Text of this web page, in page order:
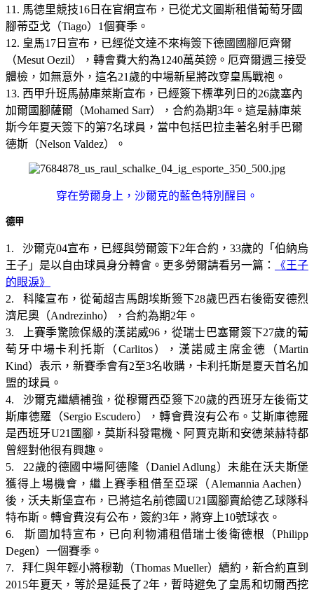
11. 馬德里競技16日在官網宣布，已從尤文圖斯租借葡萄牙國
腳蒂亞戈（Tiago）1個賽季。
12. 皇馬17日宣布，已經從文達不來梅簽下德國國腳厄齊爾
（Mesut Oezil），轉會費大約為1240萬英鎊。厄齊爾週三接受
體檢，如無意外，這名21歲的中場新星將改穿皇馬戰袍。
13. 西甲升班馬赫庫萊斯宣布，已經簽下標準列日的26歲塞內
加爾國腳薩爾（Mohamed Sarr），合約為期3年。這是赫庫萊
斯今年夏天簽下的第7名球員，當中包括巴拉圭著名射手巴爾
德斯（Nelson Valdez）。
穿在勞爾身上，沙爾克的藍色特別醒目。
德甲
1. 沙爾克04宣布，已經與勞爾簽下2年合約，33歲的「伯納烏
王子」是以自由球員身分轉會。更多勞爾請看另一篇：
《王子
的眼淚》
2. 科隆宣布，從葡超吉馬朗埃斯簽下28歲巴西右後衛安德烈
濟尼奧（Andrezinho），合約為期2年。
3. 上賽季驚險保級的漢諾威96，從瑞士巴塞爾簽下27歲的葡
萄牙中場卡利托斯（Carlitos），漢諾威主席金德（Martin
Kind）表示，新賽季會有2至3名收購，卡利托斯是夏天首名加
盟的球員。
4. 沙爾克繼續補強，從穆爾西亞簽下20歲的西班牙左後衛艾
斯庫德羅（Sergio Escudero），轉會費沒有公布。艾斯庫德羅
是西班牙U21國腳，莫斯科發電機、阿賈克斯和安德萊赫特都
曾經對他很有興趣。
5. 22歲的德國中場阿德隆（Daniel Adlung）未能在沃夫斯堡
獲得上場機會，繼上賽季租借至亞琛（Alemannia Aachen）
後，沃夫斯堡宣布，已將這名前德國U21國腳賣給德乙球隊科
特布斯。轉會費沒有公布，簽約3年，將穿上10號球衣。
6. 斯圖加特宣布，已向利物浦租借瑞士後衛德根（Philipp
Degen）一個賽季。
7. 拜仁與年輕小將穆勒（Thomas Mueller）續約，新合約直到
2015年夏天，等於是延長了2年，暫時避免了皇馬和切爾西挖